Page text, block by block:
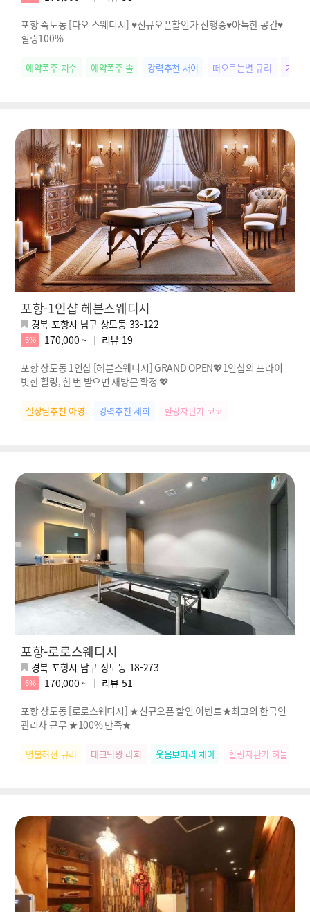
포항 죽도동 [다오 스웨디시] ♥신규오픈할인가 진행중♥아늑한 공간♥
힐링100%
예약폭주 지수 예약폭주 솔 강력추천 채이 떠오르는별 규리 개성
포항-1인샵 헤븐스웨디시
경북 포항시 남구 상도동 33-122
6% 170,000 ~ 리뷰 19
포항 상도동 1인샵 [헤븐스웨디시] GRAND OPEN💖1인샵의 프라이
빗한 힐링, 한 번 받으면 재방문 확정 💖
실장님추천 아영 강력추천 세희 힐링자판기 코코
포항-로로스웨디시
경북 포항시 남구 상도동 18-273
6% 170,000 ~ 리뷰 51
포항 상도동 [로로스웨디시] ★신규오픈 할인 이벤트★최고의 한국인
관리사 근무 ★100% 만족★
명불허전 규리 테크닉왕 라희 웃음보따리 채아 힐링자판기 하늘